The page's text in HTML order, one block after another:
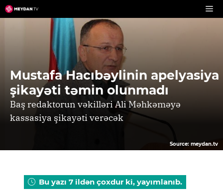
Skip
to
Mustafa Hacıbəylinin apelyasiya
şikayəti təmin olunmadı
Baş redaktorun vəkilləri Ali Məhkəməyə
kassasiya şikayəti verəcək
Source: meydan.tv
Bu yazı 7 ildən çoxdur ki, yayımlanıb.